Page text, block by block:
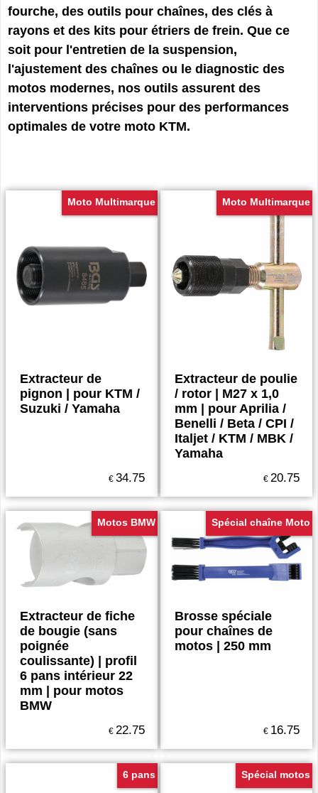
fourche, des outils pour chaînes, des clés à
rayons et des kits pour étriers de frein. Que ce
soit pour l'entretien de la suspension,
l'ajustement des chaînes ou le diagnostic des
motos modernes, nos outils assurent des
interventions précises pour des performances
optimales de votre moto KTM.
Moto Multimarque
Extracteur de
pignon | pour KTM /
Suzuki / Yamaha
€ 34.75
Moto Multimarque
Extracteur de poulie
/ rotor | M27 x 1,0
mm | pour Aprilia /
Benelli / Beta / CPI /
Italjet / KTM / MBK /
Yamaha
€ 20.75
Motos BMW
Extracteur de fiche
de bougie (sans
poignée
coulissante) | profil
6 pans intérieur 22
mm | pour motos
BMW
€ 22.75
Spécial chaîne Moto
Brosse spéciale
pour chaînes de
motos | 250 mm
€ 16.75
6 pans Spécial motos